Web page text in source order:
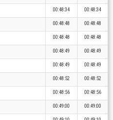
00:48:34 00:48:34
00:48:48 00:48:48
00:48:48 00:48:48
00:48:49 00:48:49
00:48:49 00:48:49
00:48:52 00:48:52
00:48:56 00:48:56
00:49:00 00:49:00